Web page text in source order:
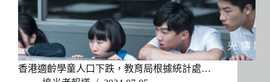
香港適齡學童人口下跌，教育局根據統計處…